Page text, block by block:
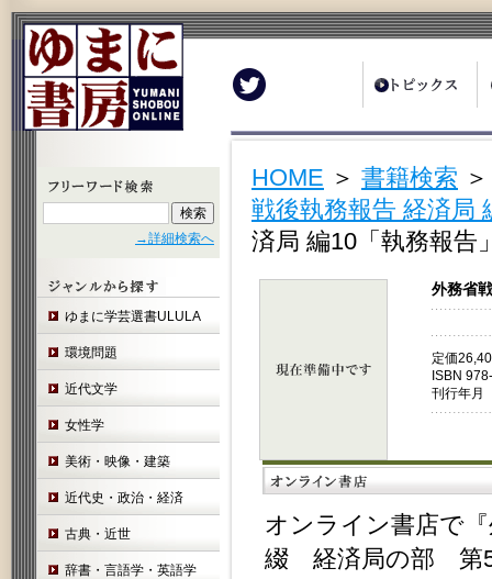
→詳細検索へ
ゆまに学芸選書ULULA
環境問題
近代文学
女性学
美術・映像・建築
近代史・政治・経済
古典・近世
辞書・言語学・英語学
HOME ＞ 書籍検索
戦後執務報告 経済
済局 編10「執務報
外務省
定価
ISBN
刊行年
オンライン書店で
綴 経済局の部 第5